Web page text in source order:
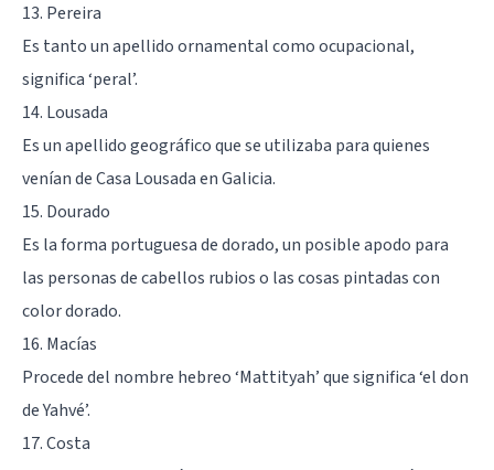
13. Pereira
Es tanto un apellido ornamental como ocupacional,
significa ‘peral’.
14. Lousada
Es un apellido geográfico que se utilizaba para quienes
venían de Casa Lousada en Galicia.
15. Dourado
Es la forma portuguesa de dorado, un posible apodo para
las personas de cabellos rubios o las cosas pintadas con
color dorado.
16. Macías
Procede del nombre hebreo ‘Mattityah’ que significa ‘el don
de Yahvé’.
17. Costa